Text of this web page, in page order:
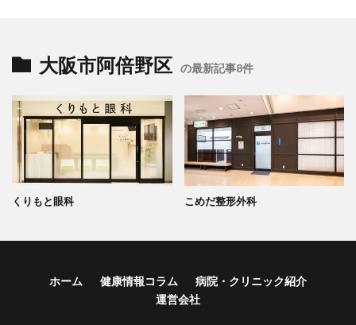
大阪市阿倍野区 の最新記事8件
くりもと眼科 こめだ整形外科
ホーム 健康情報コラム
病院・クリニック紹介
運営会社